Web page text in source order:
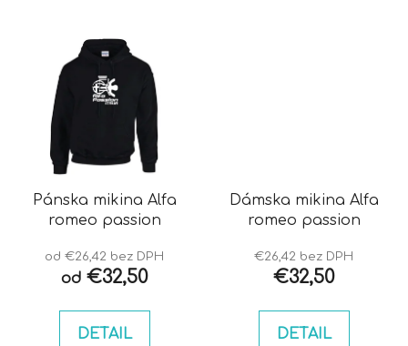
Pánska mikina Alfa
romeo passion
od €26,42 bez DPH
od€32,50
DETAIL
Dámska mikina Alfa
romeo passion
€26,42 bez DPH
€32,50
DETAIL